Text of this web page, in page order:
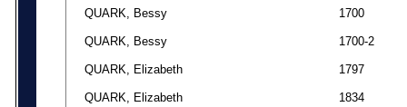
QUARK, Bessy 1700
QUARK, Bessy 1700-2
QUARK, Elizabeth 1797
QUARK, Elizabeth 1834